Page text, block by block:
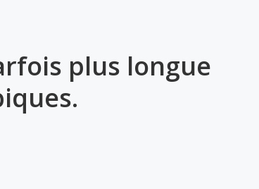
plus longue